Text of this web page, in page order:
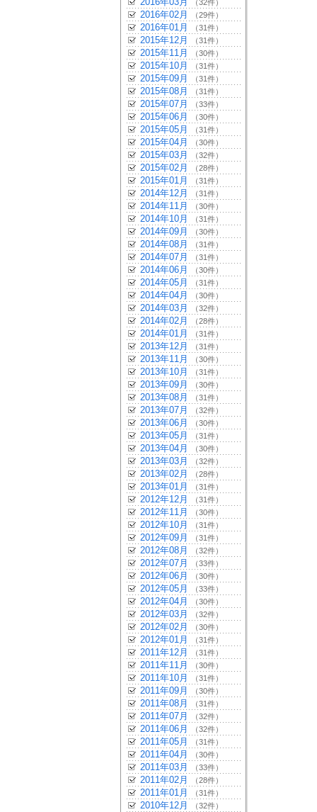
（32件）
2016年02月 （29件）
2016年01月 （31件）
2015年12月 （31件）
2015年11月 （30件）
2015年10月 （31件）
2015年09月 （31件）
2015年08月 （31件）
2015年07月 （33件）
2015年06月 （30件）
2015年05月 （31件）
2015年04月 （30件）
2015年03月 （32件）
2015年02月 （28件）
2015年01月 （31件）
2014年12月 （31件）
2014年11月 （30件）
2014年10月 （31件）
2014年09月 （30件）
2014年08月 （31件）
2014年07月 （31件）
2014年06月 （30件）
2014年05月 （31件）
2014年04月 （30件）
2014年03月 （32件）
2014年02月 （28件）
2014年01月 （31件）
2013年12月 （31件）
2013年11月 （30件）
2013年10月 （31件）
2013年09月 （30件）
2013年08月 （31件）
2013年07月 （32件）
2013年06月 （30件）
2013年05月 （31件）
2013年04月 （30件）
2013年03月 （32件）
2013年02月 （28件）
2013年01月 （31件）
2012年12月 （31件）
2012年11月 （30件）
2012年10月 （31件）
2012年09月 （31件）
2012年08月 （32件）
2012年07月 （33件）
2012年06月 （30件）
2012年05月 （33件）
2012年04月 （30件）
2012年03月 （32件）
2012年02月 （30件）
2012年01月 （31件）
2011年12月 （31件）
2011年11月 （30件）
2011年10月 （31件）
2011年09月 （30件）
2011年08月 （31件）
2011年07月 （32件）
2011年06月 （32件）
2011年05月 （31件）
2011年04月 （30件）
2011年03月 （33件）
2011年02月 （28件）
2011年01月 （31件）
2010年12月 （32件）